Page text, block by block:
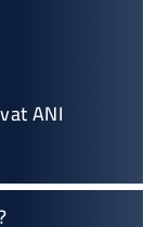
na Burze?